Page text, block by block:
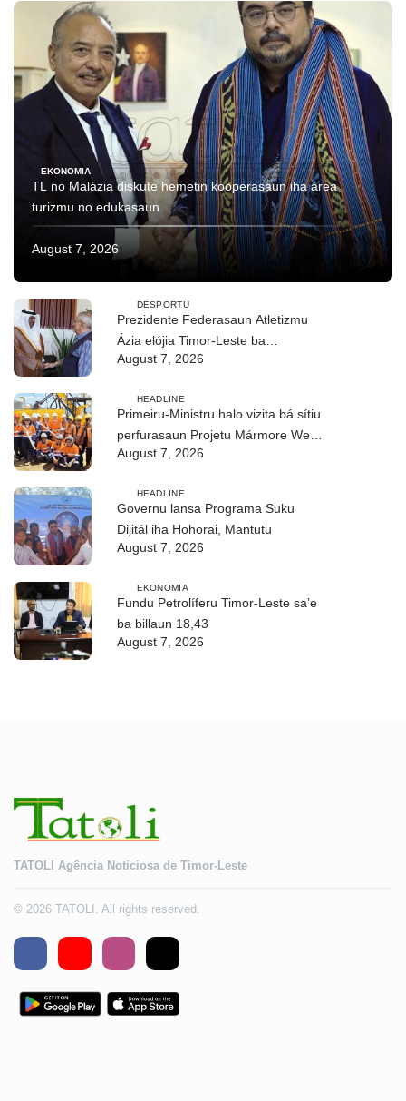
EKONOMIA
TL no Malázia diskute hemetin kooperasaun iha área
turizmu no edukasaun
August 7, 2026
DESPORTU
Prezidente Federasaun Atletizmu
Ázia elójia Timor-Leste ba
realizasaun DIM 2026
August 7, 2026
HEADLINE
Primeiru-Ministru halo vizita bá sítiu
perfurasaun Projetu Mármore We-
uah iha Ilimanu
August 7, 2026
HEADLINE
Governu lansa Programa Suku
Dijitál iha Hohorai, Mantutu
August 7, 2026
EKONOMIA
Fundu Petrolíferu Timor-Leste sa’e
ba billaun 18,43
August 7, 2026
TATOLI Agência Noticiosa de Timor-Leste
© 2026 TATOLI. All rights reserved.